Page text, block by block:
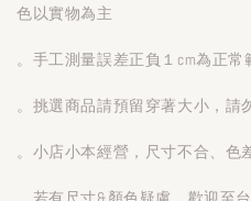
色以實物為主
。手工測量誤差正負１cm為正常
。挑選商品請預留穿著大小，請
。小店小本經營，尺寸不合、色